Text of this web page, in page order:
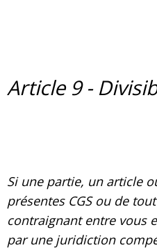
Article 9 -
Si une partie, un article
présentes CGS ou de
contraignant entre vous
par une juridiction